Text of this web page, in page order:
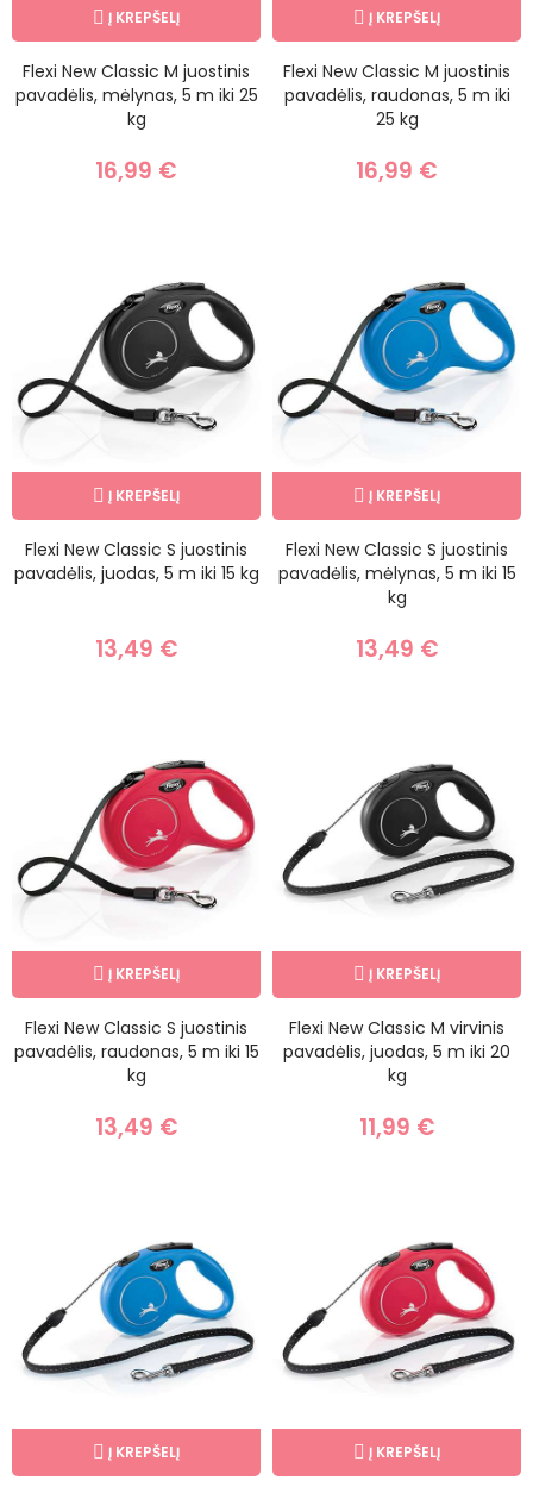
Į KREPŠELĮ
Flexi New Classic M juostinis
pavadėlis, mėlynas, 5 m iki 25
kg
16,99 €
Į KREPŠELĮ
Flexi New Classic M juostinis
pavadėlis, raudonas, 5 m iki
25 kg
16,99 €
Į KREPŠELĮ
Flexi New Classic S juostinis
pavadėlis, juodas, 5 m iki 15 kg
13,49 €
Į KREPŠELĮ
Flexi New Classic S juostinis
pavadėlis, mėlynas, 5 m iki 15
kg
13,49 €
Į KREPŠELĮ
Flexi New Classic S juostinis
pavadėlis, raudonas, 5 m iki 15
kg
13,49 €
Į KREPŠELĮ
Flexi New Classic M virvinis
pavadėlis, juodas, 5 m iki 20
kg
11,99 €
Į KREPŠELĮ Į KREPŠELĮ